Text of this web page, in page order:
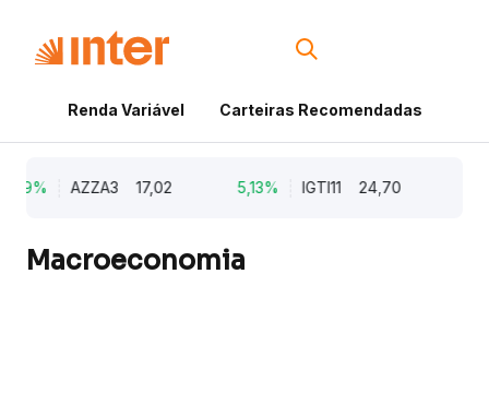
Renda Variável Carteiras Recomendadas
AZZA3 17,02 5,13% IGTI11 24,70
Macroeconomia